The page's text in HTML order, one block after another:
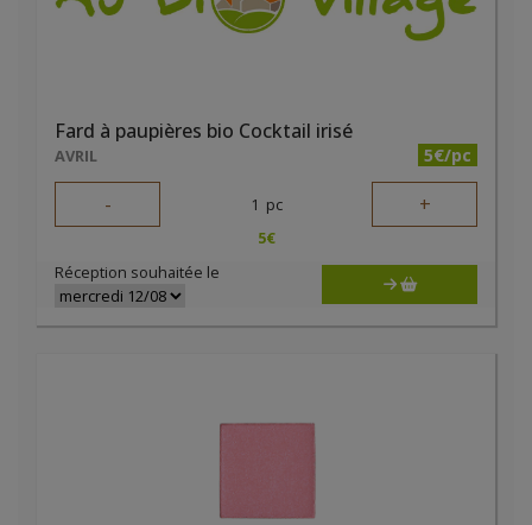
Fard à paupières bio Cocktail irisé
AVRIL 5€/pc
- 1 pc +
5€
Réception souhaitée le